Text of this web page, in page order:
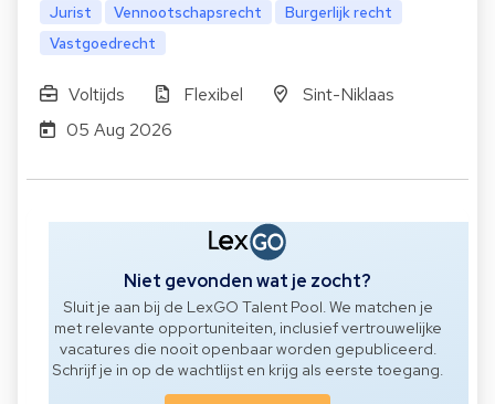
Jurist Vennootschapsrecht
Burgerlijk recht
Vastgoedrecht
Voltijds Flexibel
Sint-Niklaas
05 Aug 2026
Niet gevonden wat je zocht?
Sluit je aan bij de LexGO Talent Pool. We matchen je
met relevante opportuniteiten, inclusief vertrouwelijke
vacatures die nooit openbaar worden gepubliceerd.
Schrijf je in op de wachtlijst en krijg als eerste toegang.